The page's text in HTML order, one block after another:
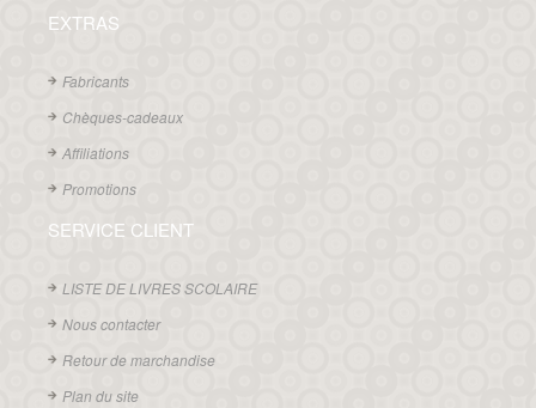
EXTRAS
Fabricants
Chèques-cadeaux
Affiliations
Promotions
SERVICE CLIENT
LISTE DE LIVRES SCOLAIRE
Nous contacter
Retour de marchandise
Plan du site